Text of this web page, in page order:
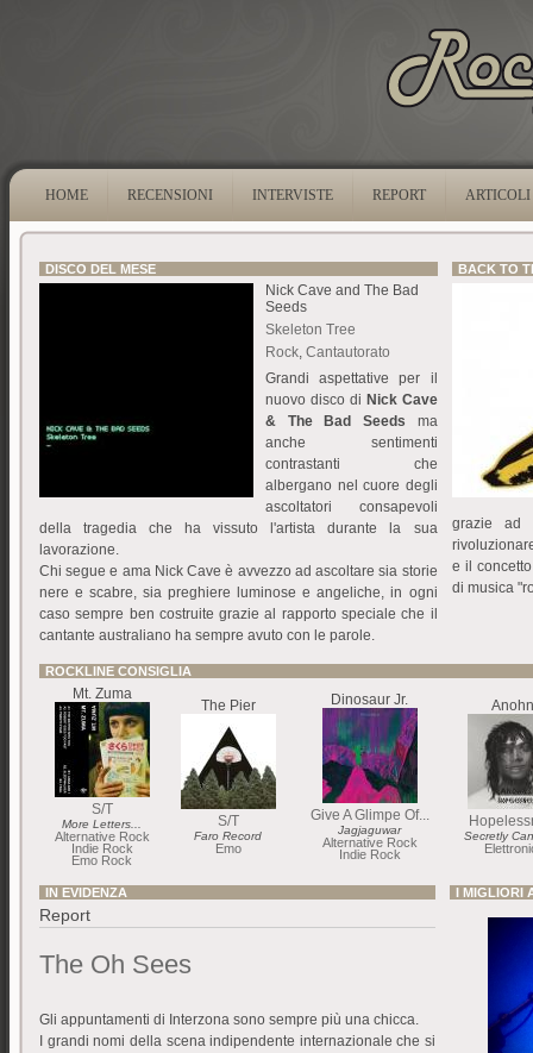
HOME RECENSIONI INTERVISTE REPORT ARTICOLI
DISCO DEL MESE
Nick Cave and The Bad
Seeds
Skeleton Tree
Rock, Cantautorato
Grandi aspettative per il
nuovo disco di Nick Cave
& The Bad Seeds ma
anche sentimenti
contrastanti che
albergano nel cuore degli
ascoltatori consapevoli
della tragedia che ha vissuto l'artista durante la sua
lavorazione.
Chi segue e ama Nick Cave è avvezzo ad ascoltare sia storie
nere e scabre, sia preghiere luminose e angeliche, in ogni
caso sempre ben costruite grazie al rapporto speciale che il
cantante australiano ha sempre avuto con le parole.
BACK TO
grazie ad
e il
di musica
ROCKLINE CONSIGLIA
Mt. Zuma
S/T
More Letters...
Alternative Rock
Indie Rock
Emo Rock
The Pier
S/T
Faro Record
Emo
Dinosaur Jr.
Give A Glimpe Of...
Jagjaguwar
Alternative Rock
Indie Rock
Secretly
IN EVIDENZA
Report
The Oh Sees
Gli appuntamenti di Interzona sono sempre più una chicca.
I grandi nomi della scena indipendente internazionale che si
I MIGLIORI